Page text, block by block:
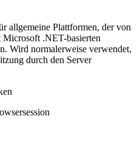
allgemeine Plattformen, der von
.NET-basierten
Wird normalerweise verwendet,
durch den Server